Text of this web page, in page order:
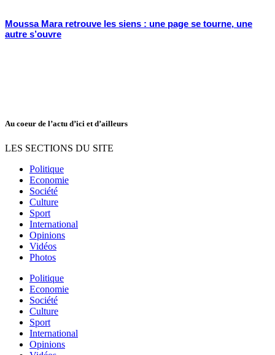
Moussa Mara retrouve les siens : une page se tourne, une
autre s’ouvre
Au coeur de l’actu d’ici et d’ailleurs
LES SECTIONS DU SITE
Politique
Economie
Société
Culture
Sport
International
Opinions
Vidéos
Photos
Politique
Economie
Société
Culture
Sport
International
Opinions